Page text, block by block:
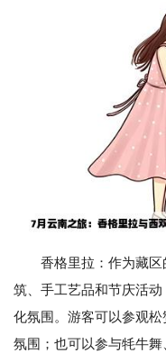
香格里拉：作为藏
筑、手工艺品和节庆活
化氛围。游客可以参观
氛围；也可以参与牦牛